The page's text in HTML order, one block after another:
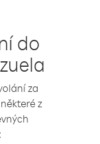
do
za
z